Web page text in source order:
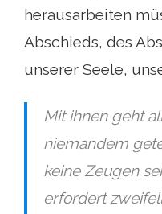
herausarbeiten
Abschieds, des
unserer Seele,
Mit ihnen geht
niemandem
keine Zeugen
erfordert